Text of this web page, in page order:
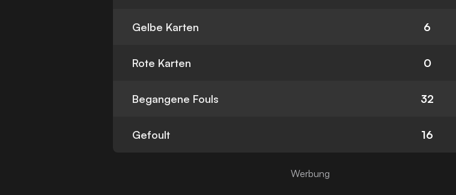
Gelbe Karten 6
Rote Karten 0
Begangene Fouls 32
Gefoult 16